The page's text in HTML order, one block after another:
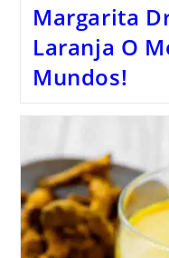
Margarita
Laranja O
Mundos!